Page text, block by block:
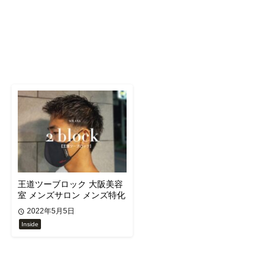
王道ツーブロック 大阪美容
室 メンズサロン メンズ特化
2022年5月5日
Inside